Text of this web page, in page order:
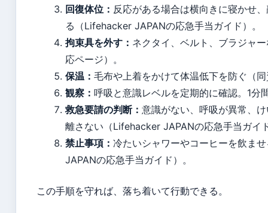
回復体位： 反応がある場合は横向きに寝かせ
る（Lifehacker JAPANの応急手当ガイド）。
拘束具を外す： ネクタイ、ベルト、ブラジャ
応ページ）。
保温： 毛布や上着をかけて体温低下を防ぐ（
観察： 呼吸と意識レベルを定期的に確認。1分
救急要請の判断： 意識がない、呼吸が異常、
離さない（Lifehacker JAPANの応急手当ガイ
禁止事項： 冷たいシャワーやコーヒーを飲ま
JAPANの応急手当ガイド）。
この手順を守れば、落ち着いて行動できる。